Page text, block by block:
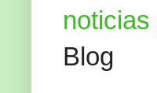
Blog